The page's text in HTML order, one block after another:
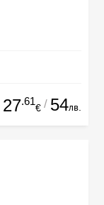
27.61
€ / 54лв.